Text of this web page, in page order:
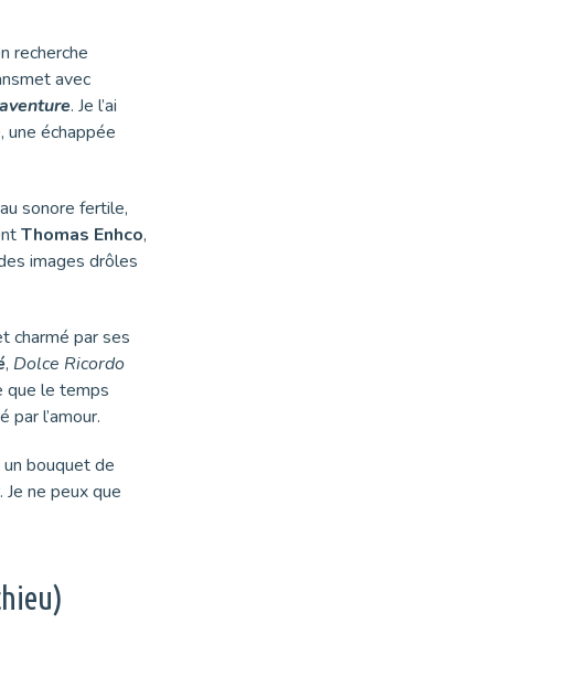
recherche
avec
. Je l’ai
une échappée
sonore fertile,
Thomas Enhco,
images drôles
charmé par ses
, Dolce Ricordo
que le temps
l’amour.
bouquet de
ne peux que